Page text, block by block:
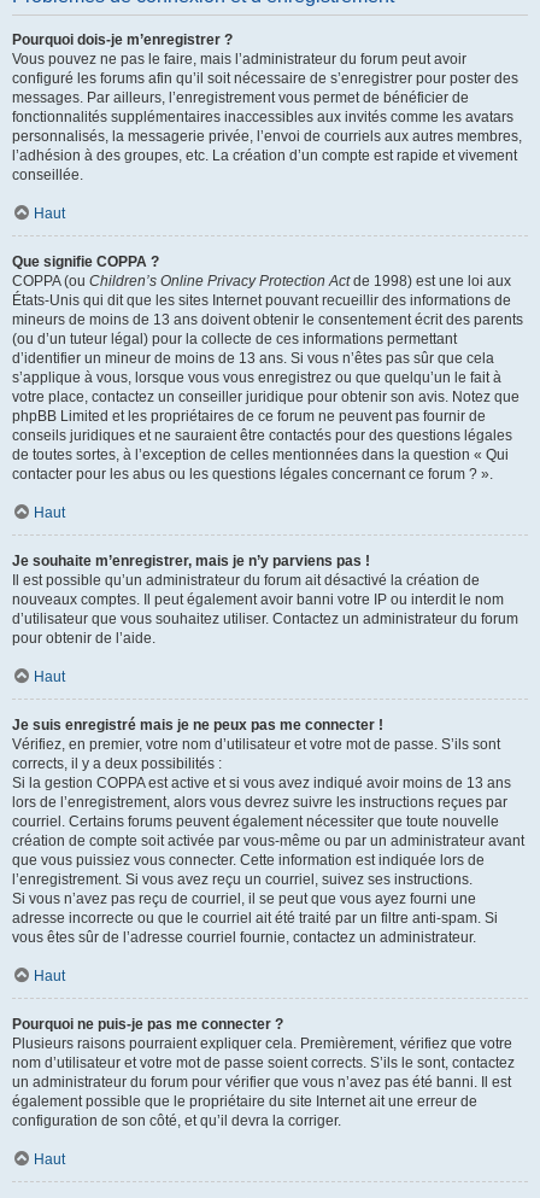
Pourquoi dois-je m’enregistrer ?
Vous pouvez ne pas le faire, mais l’administrateur du forum peut avoir
configuré les forums afin qu’il soit nécessaire de s’enregistrer pour poster des
messages. Par ailleurs, l’enregistrement vous permet de bénéficier de
fonctionnalités supplémentaires inaccessibles aux invités comme les avatars
personnalisés, la messagerie privée, l’envoi de courriels aux autres membres,
l’adhésion à des groupes, etc. La création d’un compte est rapide et vivement
conseillée.
Haut
Que signifie COPPA ?
COPPA (ou Children’s Online Privacy Protection Actde 1998) est une loi aux
États-Unis qui dit que les sites Internet pouvant recueillir des informations de
mineurs de moins de 13 ans doivent obtenir le consentement écrit des parents
(ou d’un tuteur légal) pour la collecte de ces informations permettant
d’identifier un mineur de moins de 13 ans. Si vous n’êtes pas sûr que cela
s’applique à vous, lorsque vous vous enregistrez ou que quelqu’un le fait à
votre place, contactez un conseiller juridique pour obtenir son avis. Notez que
phpBB Limited et les propriétaires de ce forum ne peuvent pas fournir de
conseils juridiques et ne sauraient être contactés pour des questions légales
de toutes sortes, à l’exception de celles mentionnées dans la question « Qui
contacter pour les abus ou les questions légales concernant ce forum ? ».
Haut
Je souhaite m’enregistrer, mais je n’y parviens pas !
Il est possible qu’un administrateur du forum ait désactivé la création de
nouveaux comptes. Il peut également avoir banni votre IP ou interdit le nom
d’utilisateur que vous souhaitez utiliser. Contactez un administrateur du forum
pour obtenir de l’aide.
Haut
Je suis enregistré mais je ne peux pas me connecter !
Vérifiez, en premier, votre nom d’utilisateur et votre mot de passe. S’ils sont
corrects, il y a deux possibilités :
Si la gestion COPPA est active et si vous avez indiqué avoir moins de 13 ans
lors de l’enregistrement, alors vous devrez suivre les instructions reçues par
courriel. Certains forums peuvent également nécessiter que toute nouvelle
création de compte soit activée par vous-même ou par un administrateur avant
que vous puissiez vous connecter. Cette information est indiquée lors de
l’enregistrement. Si vous avez reçu un courriel, suivez ses instructions.
Si vous n’avez pas reçu de courriel, il se peut que vous ayez fourni une
adresse incorrecte ou que le courriel ait été traité par un filtre anti-spam. Si
vous êtes sûr de l’adresse courriel fournie, contactez un administrateur.
Haut
Pourquoi ne puis-je pas me connecter ?
Plusieurs raisons pourraient expliquer cela. Premièrement, vérifiez que votre
nom d’utilisateur et votre mot de passe soient corrects. S’ils le sont, contactez
un administrateur du forum pour vérifier que vous n’avez pas été banni. Il est
également possible que le propriétaire du site Internet ait une erreur de
configuration de son côté, et qu’il devra la corriger.
Haut